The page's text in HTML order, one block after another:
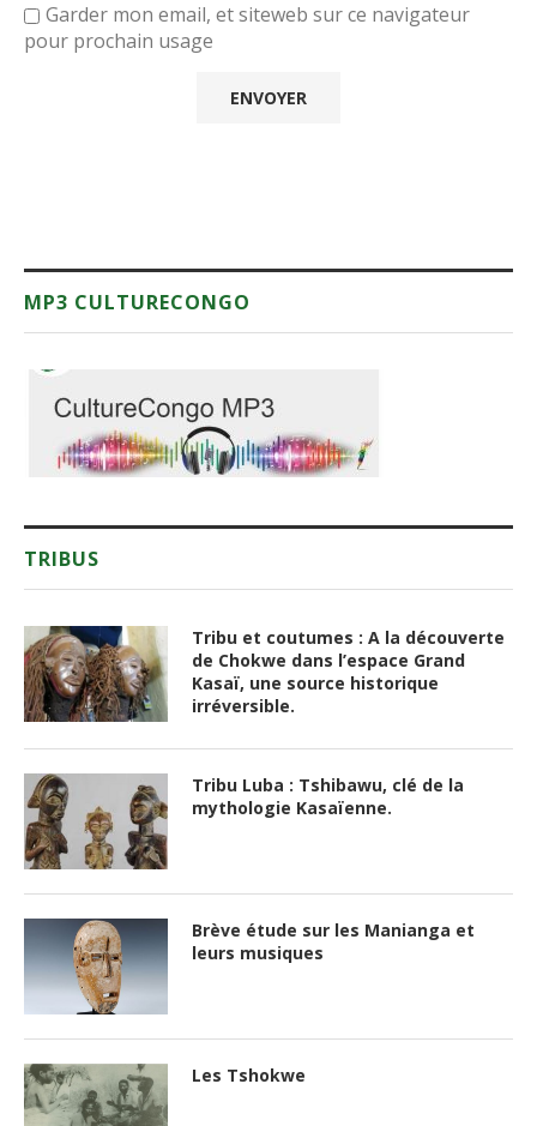
Garder mon email, et siteweb sur ce navigateur
pour prochain usage
MP3 CULTURECONGO
TRIBUS
Tribu et coutumes : A la découverte
de Chokwe dans l’espace Grand
Kasaï, une source historique
irréversible.
Tribu Luba : Tshibawu, clé de la
mythologie Kasaïenne.
Brève étude sur les Manianga et
leurs musiques
Les Tshokwe